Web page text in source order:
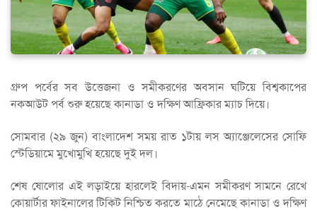
গ্রুপ পর্বের সব উত্তেজনা ও সমীকরণের অবসান ঘটিয়ে বিশ্বকাপের
নকআউট পর্ব শুরু হয়েছে কানাডা ও দক্ষিণ আফ্রিকার ম্যাচ দিয়ে।
সোমবার (২৯ জুন) বাংলাদেশ সময় রাত ১টায় লস অ্যাঞ্জেলেসের সোফি
স্টেডিয়ামে মুখোমুখি হয়েছে দুই দল।
শেষ ষোলোর এই লড়াইয়ে হারলেই বিদায়-এমন সমীকরণ সামনে রেখে
কোয়ার্টার ফাইনালের টিকিট নিশ্চিত করতে মাঠে নেমেছে কানাডা ও দক্ষিণ